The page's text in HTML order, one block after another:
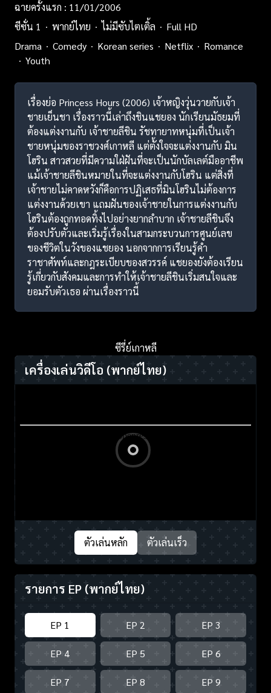
ฉายครั้งแรก : 11/01/2006
ซีซั่น 1
พากย์ไทย ไม่มีซับไตเติ้ล
Full HD
Drama
Comedy Korean series Netflix
Romance
Youth
เรื่องย่อ Princess Hours (2006) เจ้าหญิงวุ่นวายกับเจ้า
ชายเย็นชา เรื่องราวนี้เล่าถึงชินแชยอง นักเรียนมัธยมที่
ต้องแต่งงานกับ เจ้าชายลีชิน รัชทายาทหนุ่มที่เป็นเจ้า
ชายหนุ่มของราชวงศ์เกาหลี แต่ตั้งใจจะแต่งงานกับ มิน
โฮริน สาวสวยที่มีความใฝ่ฝันที่จะเป็นนักบัลเลต์มืออาชีพ
แม้เจ้าชายลีชินหมายในที่จะแต่งงานกับโฮริน แต่สิ่งที่
เจ้าชายไม่คาดหวังก็คือการปฏิเสธที่มินโฮรินไม่ต้องการ
แต่งงานด้วยเขา แถมฝันของเจ้าชายในการแต่งงานกับ
โฮรินต้องถูกทอดทิ้งไปอย่างยากลำบาก เจ้าชายลีชินจึง
ต้องปรับตัวและเริ่มรู้เรื่องในสามกระบวนการศูนย์เลข
ของชีวิตในวังของแชยอง นอกจากการเรียนรู้คำ
ราชาศัพท์และกฎระเบียบของสวรรค์ แชยองยังต้องเรียน
รู้เกี่ยวกับสังคมและการทำให้เจ้าชายลีชินเริ่มสนใจและ
ยอมรับตัวเธอ ผ่านเรื่องราวนี้
ซีรี่ย์เกาหลี
เครื่องเล่นวิดีโอ (พากย์ไทย)
ตัวเล่นหลัก ตัวเล่นเร็ว
รายการ EP (พากย์ไทย)
EP 1 EP 2 EP 3
EP 4 EP 5 EP 6
EP 7 EP 8 EP 9